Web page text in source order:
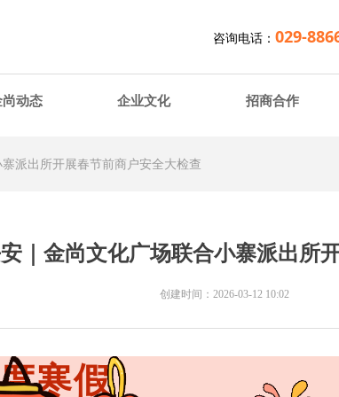
尚动态 企业文化 招商合作
咨询电话： 029-
派出所开展春节前商户安全大检查
｜金尚文化广场联合小寨派出所
寒假
创建时间： 2026-03-12 10:02